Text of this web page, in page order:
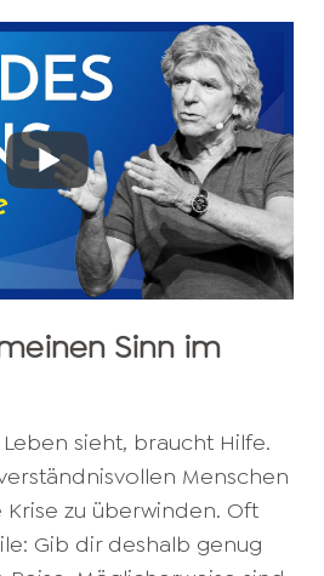
Sinn im
sieht, braucht Hilfe.
Menschen
zu überwinden. Oft
Gib dir deshalb genug